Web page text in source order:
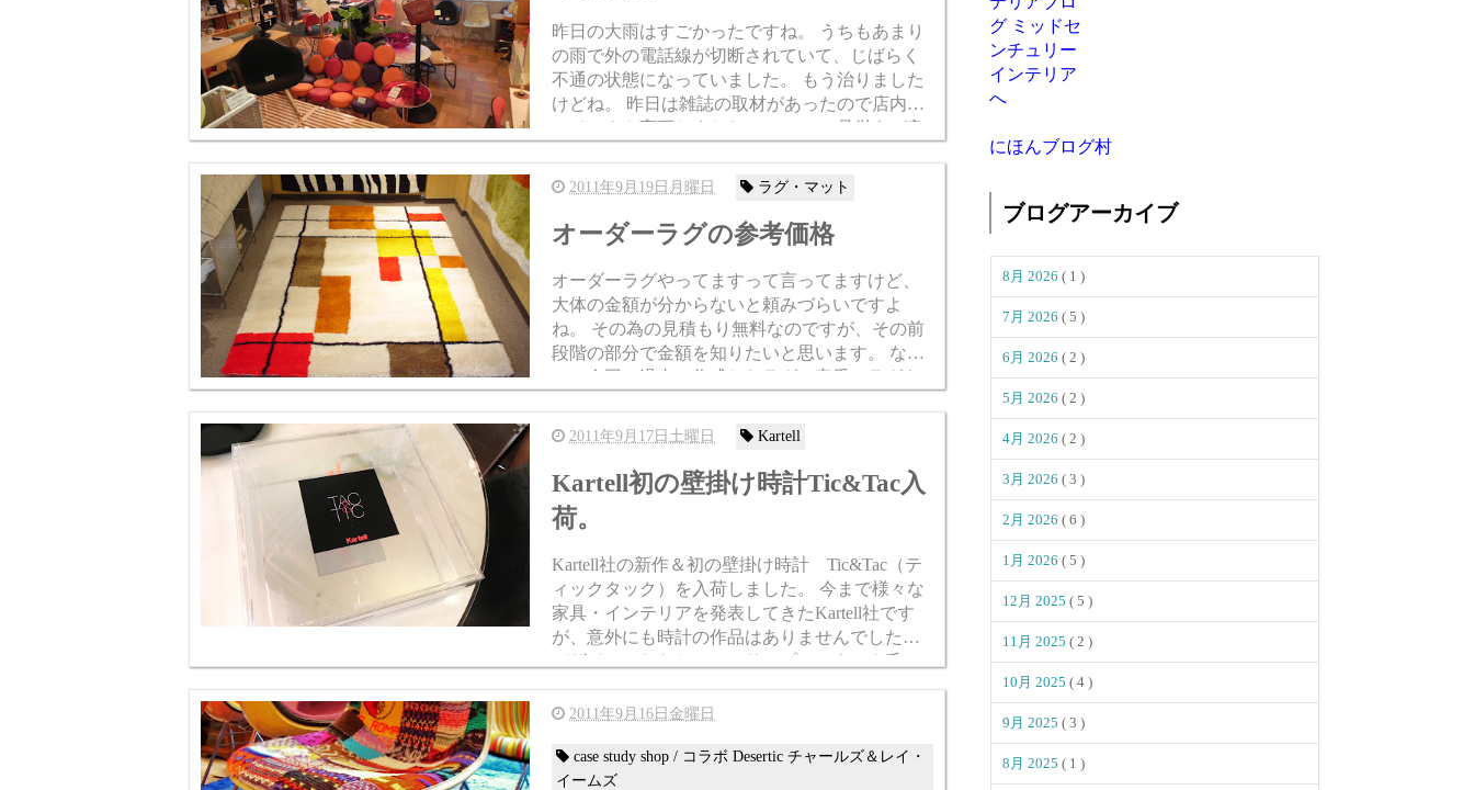
昨日の大雨はすごかったですね。 うちもあまり
の雨で外の電話線が切断されていて、じばらく
不通の状態になっていました。 もう治りました
けどね。 昨日は雑誌の取材があったので店内を
レイアウト変更しました。 ちょっと見栄えが良
の様子です。 実...
2011年9月19日月曜日 ラグ・マット
オーダーラグの参考価格
オーダーラグやってますって言ってますけど、
大体の金額が分からないと頼みづらいですよ
ね。 その為の見積もり無料なのですが、その前
段階の部分で金額を知りたいと思います。 なの
で、今回は過去に作成したラグ、定番のラグを
ださいね。 尚、新価格です...
2011年9月17日土曜日 Kartell
Kartell初の壁掛け時計Tic&Tac入
荷。
Kartell社の新作＆初の壁掛け時計 Tic&Tac（テ
ィックタック）を入荷しました。 今まで様々な
家具・インテリアを発表してきたKartell社です
が、意外にも時計の作品はありませんでした。
デザインはおなじみフィリップ・スタルク氏。
色使いからも同氏のこだわりが見え...
2011年9月16日金曜日
case study shop / コラボ Desertic チャールズ＆レイ・
イームズ
にほんブログ村
ブログアーカイブ
8月 2026 ( 1 )
7月 2026 ( 5 )
6月 2026 ( 2 )
5月 2026 ( 2 )
4月 2026 ( 2 )
3月 2026 ( 3 )
2月 2026 ( 6 )
1月 2026 ( 5 )
12月 2025 ( 5 )
11月 2025 ( 2 )
10月 2025 ( 4 )
9月 2025 ( 3 )
8月 2025 ( 1 )